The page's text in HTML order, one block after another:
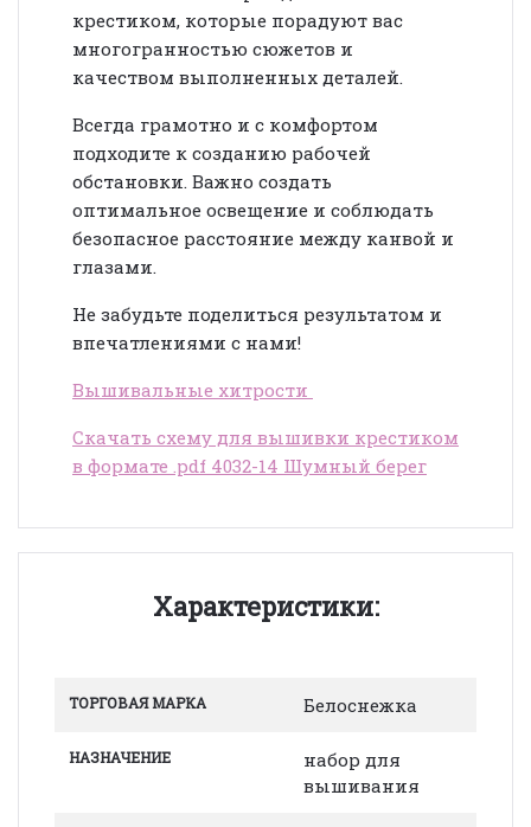
крестиком, которые порадуют вас
многогранностью сюжетов и
качеством выполненных деталей.
Всегда грамотно и с комфортом
подходите к созданию рабочей
обстановки. Важно создать
оптимальное освещение и соблюдать
безопасное расстояние между канвой и
глазами.
Не забудьте поделиться результатом и
впечатлениями с нами!
Вышивальные хитрости
Скачать схему для вышивки крестиком
в формате .pdf 4032-14 Шумный берег
Характеристики:
ТОРГОВАЯ МАРКА Белоснежка
НАЗНАЧЕНИЕ
набор для
вышивания